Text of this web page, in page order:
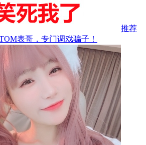
推荐
表哥，专门调戏骗子！